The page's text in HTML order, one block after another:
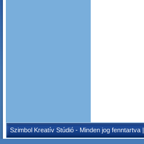
Szimbol Kreatív Stúdió - Minden jog fenntartva |